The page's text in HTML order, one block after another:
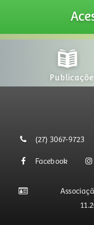
Publicações
(27) 3067-9723
Facebook